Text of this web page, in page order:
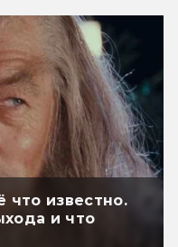
что известно.
и что